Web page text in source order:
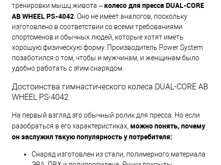
тренировки мышц живота –колесо для пресса DUAL-CORE
AB WHEEL PS-4042 . Оно не имеет аналогов, поскольку
изготовлено в соответствии со всеми требованиями
спортсменов и обычных людей, которые хотят иметь
хорошую физическую форму. Производитель Power System
позаботился о том, чтобы и мужчинам, и женщинам было
удобно работать с этим снарядом.
Достоинства гимнастического колеса DUAL-CORE AB
WHEEL PS-4042
На первый взгляд это обычный ролик для пресса. Но если
разобраться в его характеристиках, можно понять, почему
он заслужил такую популярность у потребителя:
Снаряд изготовлен из стали, полимерного материала